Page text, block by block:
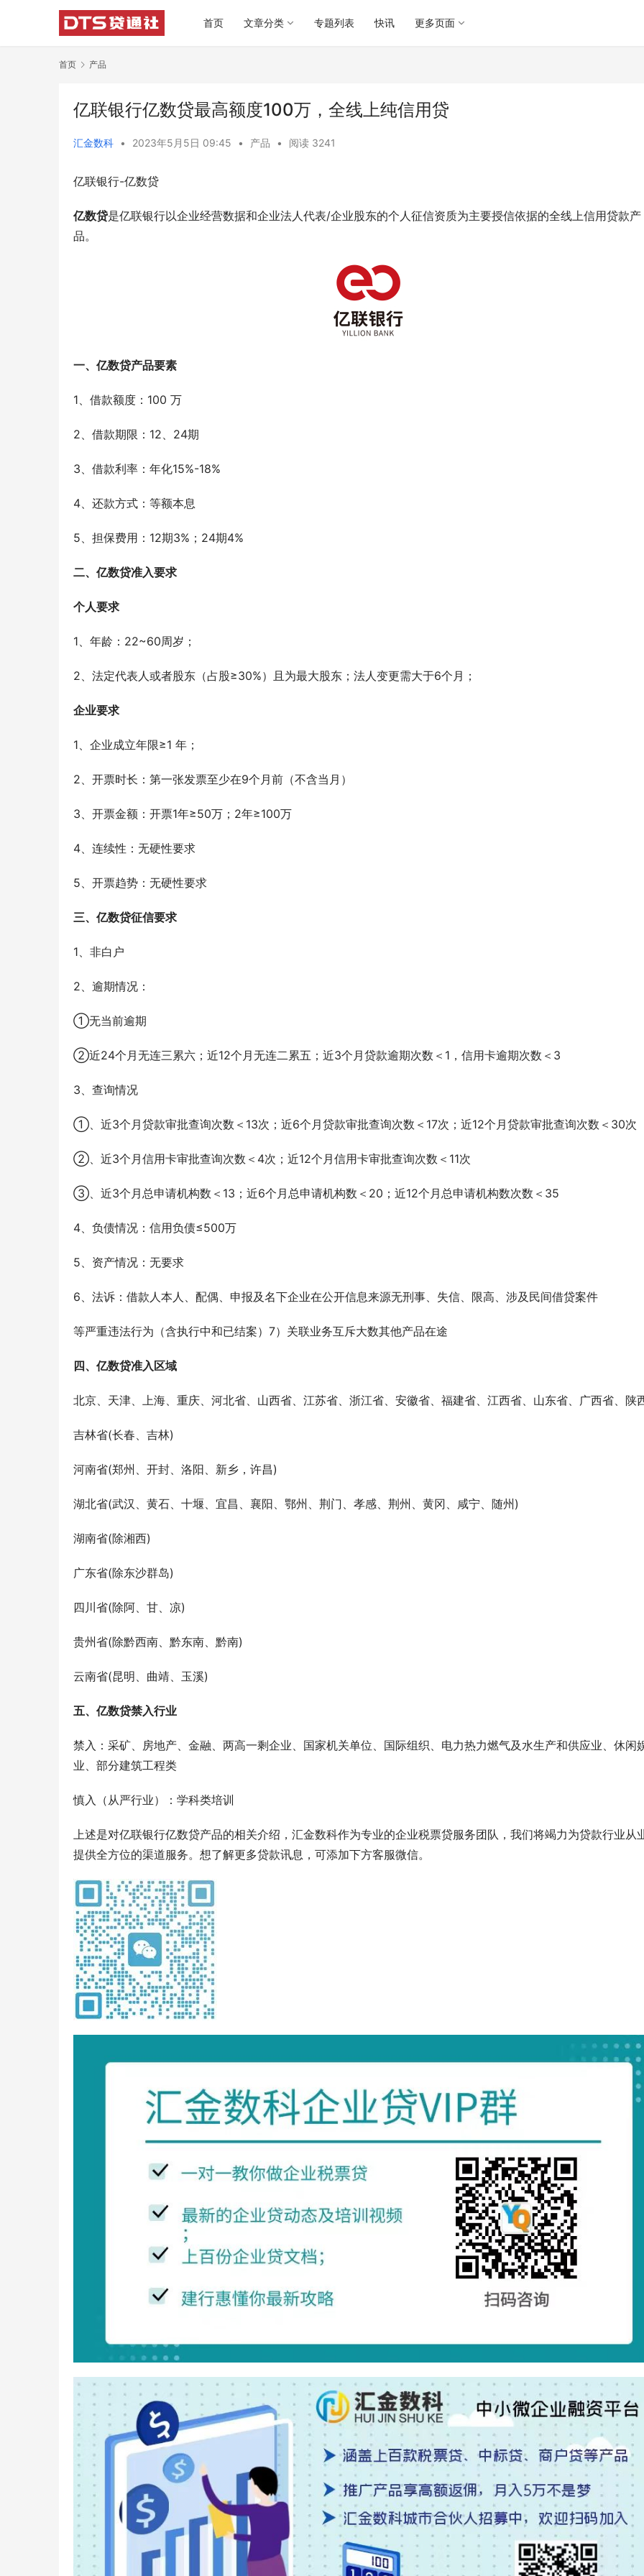
首页 文章分类 专题列表 快讯 更多页面
首页 产品
亿联银行亿数贷最高额度100万，全线上纯信用贷
汇金数科 • 2023年5月5日 09:45 • 产品 • 阅读 3241
亿联银行-亿数贷
亿数贷是亿联银行以企业经营数据和企业法人代表/企业股东的个人征信资质为主要授信依据的全线上信用贷款产
品。
一、亿数贷产品要素
1、借款额度：100 万
2、借款期限：12、24期
3、借款利率：年化15%-18%
4、还款方式：等额本息
5、担保费用：12期3%；24期4%
二、亿数贷准入要求
个人要求
1、年龄：22~60周岁；
2、法定代表人或者股东（占股≥30%）且为最大股东；法人变更需大于6个月；
企业要求
1、企业成立年限≥1 年；
2、开票时长：第一张发票至少在9个月前（不含当月）
3、开票金额：开票1年≥50万；2年≥100万
4、连续性：无硬性要求
5、开票趋势：无硬性要求
三、亿数贷征信要求
1、非白户
2、逾期情况：
①无当前逾期
②近24个月无连三累六；近12个月无连二累五；近3个月贷款逾期次数＜1，信用卡逾期次数＜3
3、查询情况
①、近3个月贷款审批查询次数＜13次；近6个月贷款审批查询次数＜17次；近12个月贷款审批查询次数＜30次
②、近3个月信用卡审批查询次数＜4次；近12个月信用卡审批查询次数＜11次
③、近3个月总申请机构数＜13；近6个月总申请机构数＜20；近12个月总申请机构数次数＜35
4、负债情况：信用负债≤500万
5、资产情况：无要求
6、法诉：借款人本人、配偶、申报及名下企业在公开信息来源无刑事、失信、限高、涉及民间借贷案件
等严重违法行为（含执行中和已结案）7）关联业务互斥大数其他产品在途
四、亿数贷准入区域
北京、天津、上海、重庆、河北省、山西省、江苏省、浙江省、安徽省、福建省、江西省、山东省、广西省、陕
吉林省(长春、吉林)
河南省(郑州、开封、洛阳、新乡，许昌)
湖北省(武汉、黄石、十堰、宜昌、襄阳、鄂州、荆门、孝感、荆州、黄冈、咸宁、随州)
湖南省(除湘西)
广东省(除东沙群岛)
四川省(除阿、甘、凉)
贵州省(除黔西南、黔东南、黔南)
云南省(昆明、曲靖、玉溪)
五、亿数贷禁入行业
禁入：采矿、房地产、金融、两高一剩企业、国家机关单位、国际组织、电力热力燃气及水生产和供应业、休闲
业、部分建筑工程类
慎入（从严行业）：学科类培训
上述是对亿联银行亿数贷产品的相关介绍，汇金数科作为专业的企业税票贷服务团队，我们将竭力为贷款行业从
提供全方位的渠道服务。想了解更多贷款讯息，可添加下方客服微信。